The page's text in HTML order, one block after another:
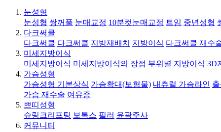
눈성형
눈성형 쌍꺼풀 눈매교정 10분컷눈매교정 트임 중년성형
다크써클
다크써클 다크써클 지방재배치 지방이식 다크써클 재수
미세지방이식
미세지방이식 미세지방이식의 장점 부위별 지방이식 3D
가슴성형
가슴성형 기본상식 가슴확대(보형물) 내츄럴 가슴라인
가슴 재수술 여유증
쁘띠성형
슈링크리프팅 보톡스 필러 윤곽주사
커뮤니티